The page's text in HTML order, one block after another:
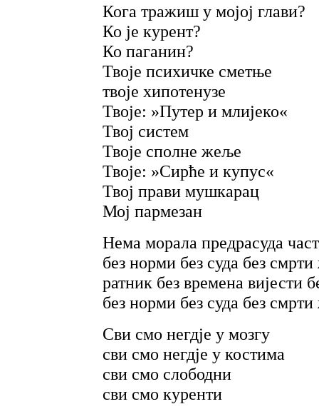
Кога тражиш у мојој глави?
Ко је курент?
Ко паганин?
Твоје психичке сметње
твоје хипотенузе
Твоје: »Путер и млијеко«
Твој систем
Твоје сполне жеље
Твоје: »Сирће и купус«
Твој прави мушкарац
Мој пармезан
Нема морала предрасуда
без норми без суда без
ратник без времена вијести
без норми без суда без
Сви смо негдје у мозгу
сви смо негдје у костима
сви смо слободни
сви смо куренти